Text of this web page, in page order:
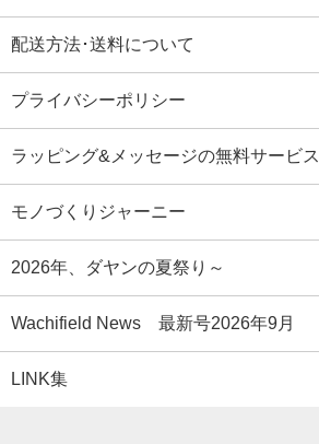
配送方法･送料について
プライバシーポリシー
ラッピング&メッセージの無料サービス
モノづくりジャーニー
2026年、ダヤンの夏祭り～
Wachifield News 最新号2026年9月
LINK集